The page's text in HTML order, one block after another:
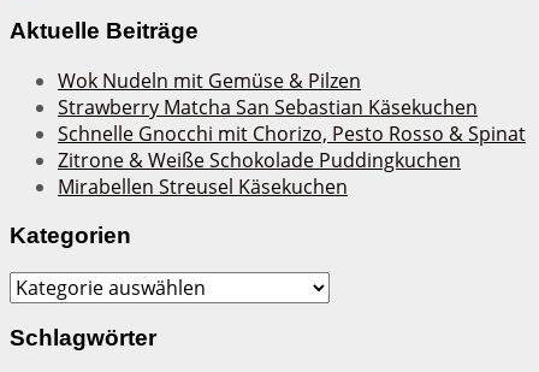
Aktuelle Beiträge
Wok Nudeln mit Gemüse & Pilzen
Strawberry Matcha San Sebastian Käsekuchen
Schnelle Gnocchi mit Chorizo, Pesto Rosso & Spinat
Zitrone & Weiße Schokolade Puddingkuchen
Mirabellen Streusel Käsekuchen
Kategorien
Kategorien
Schlagwörter